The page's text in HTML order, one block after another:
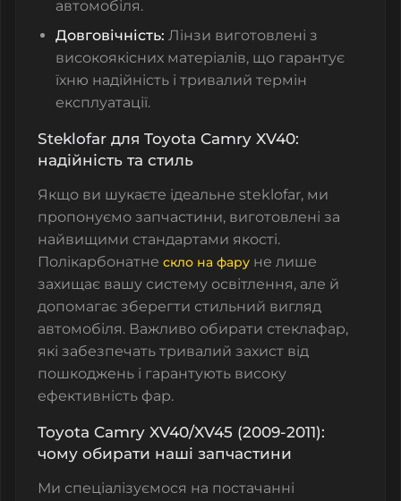
автомобіля.
Довговічність: Лінзи виготовлені з
високоякісних матеріалів, що гарантує
їхню надійність і тривалий термін
експлуатації.
Steklofar для Toyota Camry XV40:
надійність та стиль
Якщо ви шукаєте ідеальне steklofar, ми
пропонуємо запчастини, виготовлені за
найвищими стандартами якості.
Полікарбонатне скло на фару не лише
захищає вашу систему освітлення, але й
допомагає зберегти стильний вигляд
автомобіля. Важливо обирати стеклафар,
які забезпечать тривалий захист від
пошкоджень і гарантують високу
ефективність фар.
Toyota Camry XV40/XV45 (2009-2011):
чому обирати наші запчастини
Ми спеціалізуємося на постачанні